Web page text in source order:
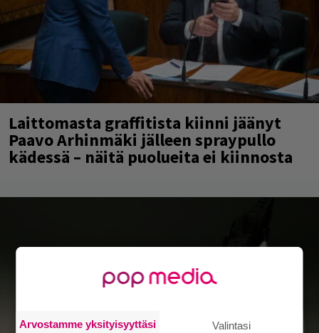
Laittomasta graffitista kiinni jäänyt
Paavo Arhinmäki jälleen spraypullo
kädessä – näitä puolueita ei kiinnosta
Arvostamme yksityisyyttäsi Valintasi